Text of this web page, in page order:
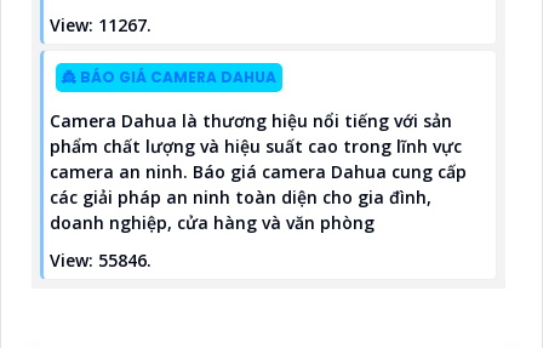
View: 11267.
👸 BÁO GIÁ CAMERA DAHUA
Camera Dahua là thương hiệu nổi tiếng với sản
phẩm chất lượng và hiệu suất cao trong lĩnh vực
camera an ninh. Báo giá camera Dahua cung cấp
các giải pháp an ninh toàn diện cho gia đình,
doanh nghiệp, cửa hàng và văn phòng
View: 55846.